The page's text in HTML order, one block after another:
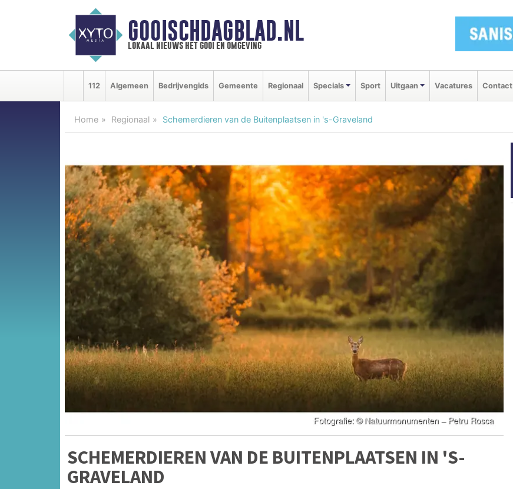
GOOISCHDAGBLAD.NL
lokaal nieuws het gooi en omgeving
112 Algemeen Bedrijvengids Gemeente Regionaal Specials Sport Uitgaan Vacatures Contact
Home Regionaal Schemerdieren van de Buitenplaatsen in 's-Graveland
SCHEMERDIEREN VAN DE BUITENPLAATSEN IN 'S-
GRAVELAND